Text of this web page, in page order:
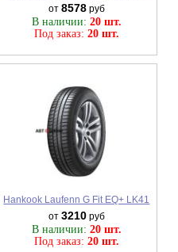
от 8578руб
В наличии: 20 шт.
Под заказ: 20 шт.
Hankook Laufenn G Fit EQ+ LK41
от 3210руб
В наличии: 20 шт.
Под заказ: 20 шт.